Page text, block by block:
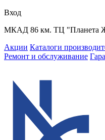
Вход
МКАД 86 км. ТЦ "Планета
Акции Каталоги
Ремонт и обслуживание